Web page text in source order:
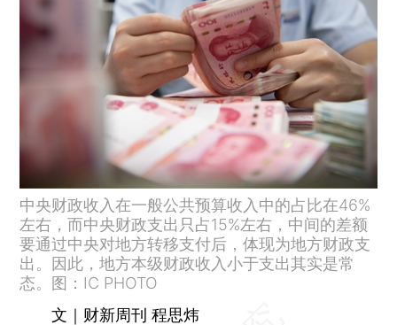
中央财政收入在一般公共预算收入中的占比在46%
左右，而中央财政支出只占15%左右，中间的差额
要通过中央对地方转移支付后，体现为地方财政支
出。因此，地方本级财政收入小于支出其实是常
态。图：IC PHOTO
文｜财新周刊 程思炜